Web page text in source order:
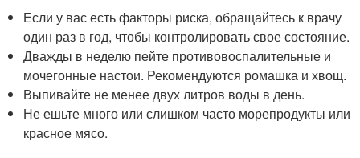
Если у вас есть факторы риска, обращайтесь к врачу
один раз в год, чтобы контролировать свое состояние.
Дважды в неделю пейте противовоспалительные и
мочегонные настои. Рекомендуются ромашка и хвощ.
Выпивайте не менее двух литров воды в день.
Не ешьте много или слишком часто морепродукты или
красное мясо.